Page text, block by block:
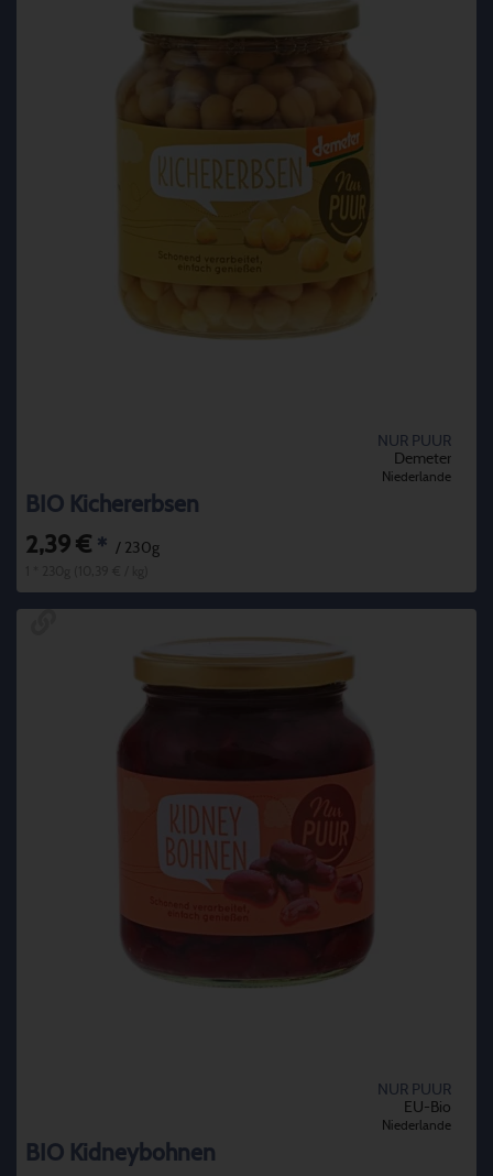
NUR PUUR
Demeter
Niederlande
BIO Kichererbsen
2,39 € * / 230g
NUR PUUR
EU-Bio
Niederlande
BIO Kidneybohnen